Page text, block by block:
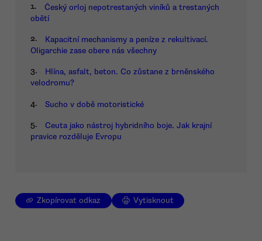
1.
Český orloj nepotrestaných viníků a trestaných
obětí
2.
Kapacitní mechanismy a peníze z rekultivací.
Oligarchie zase obere nás všechny
3.
Hlína, asfalt, beton. Co zůstane z brněnského
velodromu?
4. Sucho v době motoristické
5.
Ceuta jako nástroj hybridního boje. Jak krajní
pravice rozděluje Evropu
Zkopírovat odkaz Vytisknout